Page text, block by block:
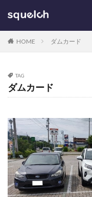
HOME ダムカード
TAG
ダムカード